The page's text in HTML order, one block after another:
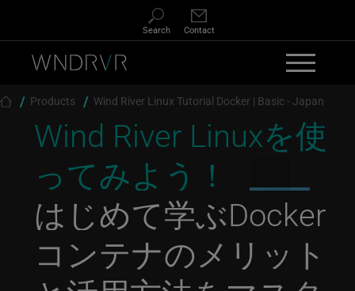
Search Contact
Breadcrumb
Products Wind River Linux Tutorial Docker | Basic - Japan
Wind River Linuxを使
ってみよう！
はじめて学ぶDocker
コンテナのメリット